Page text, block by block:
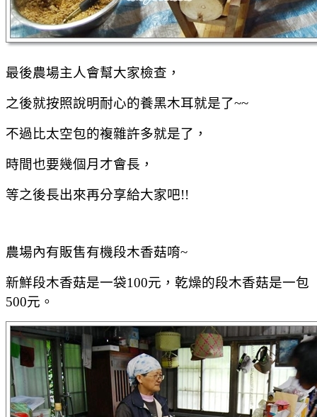
最後農場主人會幫大家檢查，
之後就按照說明耐心的養黑木耳就是了~~
不過比太空包的複雜許多就是了，
時間也要幾個月才會長，
等之後長出來再分享給大家吧!!
農場內有販售有機段木香菇唷~
新鮮段木香菇是一袋100元，乾燥的段木香菇是一包
500元。